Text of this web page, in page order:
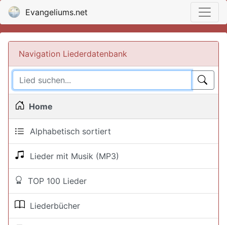
Evangeliums.net
Navigation Liederdatenbank
Home
Alphabetisch sortiert
Lieder mit Musik (MP3)
TOP 100 Lieder
Liederbücher